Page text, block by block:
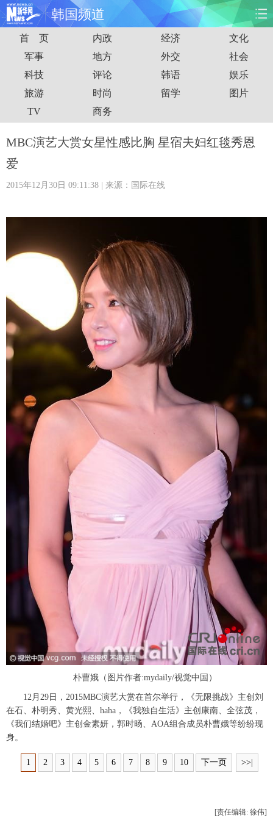
韩国频道
首页 时政 国际 财经
娱乐 体育 人事 教育
时尚 思客
港澳 台湾 华人 汽车
公益 军事
摄影 新华广播
新华电视中文 新华电视英文
首 页 内政 经济
文化
军事
地方 外交
社会
科技
评论 韩语
娱乐
旅游
时尚 留学
图片
TV
商务
MBC演艺大赏女星性感比胸 星宿夫妇红毯秀恩
爱
2015年12月30日 09:11:38 | 来源：国际在线
朴曹娥（图片作者:mydaily/视觉中国）
12月29日，2015MBC演艺大赏在首尔举行，《无限挑战》主创刘
在石、朴明秀、黄光熙、haha，《我独自生活》主创康南、全弦茂，
《我们结婚吧》主创金素妍，郭时旸、AOA组合成员朴曹娥等纷纷现
身。
1 2 3 4 5 6 7 8 9 10 下一页 >>|
[责任编辑: 徐伟]